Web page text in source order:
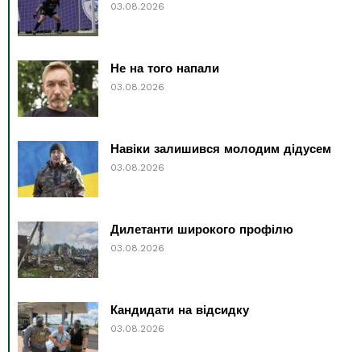
03.08.2026
Не на того напали
03.08.2026
Навіки залишився молодим дідусем
03.08.2026
Дилетанти широкого профілю
03.08.2026
Кандидати на відсидку
03.08.2026